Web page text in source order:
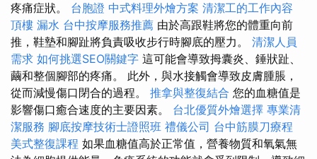
疼痛症狀。 台胞證 中式料理外燴方案 清潔工的工作內容
頂樓 漏水 台中按摩服務推薦 由於高跟鞋將您的體重向前
推，鞋墊和腳趾將負責吸收步行時腳底的壓力。 清潔人員
需求 如何挑選SEO關鍵字 這可能會導致拇囊炎、錘狀趾、
繭和整個腳部的疼痛。 此外，與水接觸會導致皮膚腫脹，
從而減慢傷口閉合的過程。 推拿與整復結合 您的血糖值是
影響傷口癒合速度的主要因素。 台北優質外燴選擇 專業清
潔服務 腳底按摩技術士證照班 禮儀公司 台中筋膜刀療程
美式整復課程 如果血糖值高於正常值，營養物質和氧氣無